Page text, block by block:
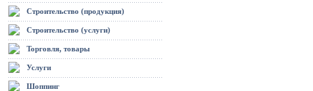
Строительство (продукция)
Строительство (услуги)
Торговля, товары
Услуги
Шоппинг